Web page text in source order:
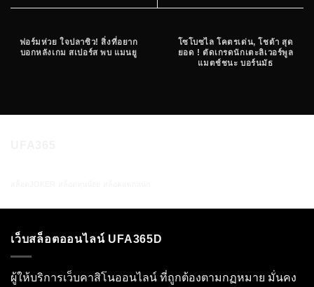
ฟอร์มห่วย ใจปลาซิว! สิ่งที่อยาก
บอกหลังเกม สเปอร์ส พบ แมนยู
โซโบซไล โคตรเด่น, โชต้า สุด
ยอด ! ตัดเกรดนักเตะลิเวอร์พูล
แมตช์ชนะ บอร์นมัธ
เว็บสล็อตออนไลน์ UFA365D
ผู้ให้บริการเว็บคาสิโนออนไลน์ ที่ถูกต้องตามกฏหมาย มั่นคง